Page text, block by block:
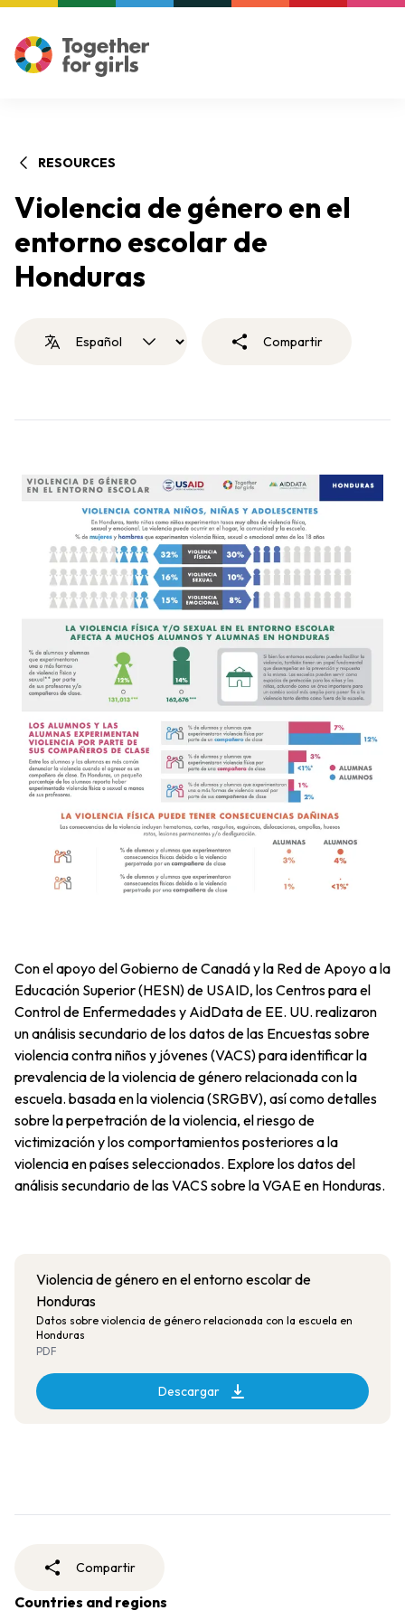
RESOURCES
Violencia de género en el
entorno escolar de
Honduras
Compartir
Con el apoyo del Gobierno de Canadá y la Red de Apoyo a la
Educación Superior (HESN) de USAID, los Centros para el
Control de Enfermedades y AidData de EE. UU. realizaron
un análisis secundario de los datos de las Encuestas sobre
violencia contra niños y jóvenes (VACS) para identificar la
prevalencia de la violencia de género relacionada con la
escuela. basada en la violencia (SRGBV), así como detalles
sobre la perpetración de la violencia, el riesgo de
victimización y los comportamientos posteriores a la
violencia en países seleccionados. Explore los datos del
análisis secundario de las VACS sobre la VGAE en Honduras.
Violencia de género en el entorno escolar de
Honduras
Datos sobre violencia de género relacionada con la escuela en
Honduras
PDF
Descargar
Compartir
Countries and regions